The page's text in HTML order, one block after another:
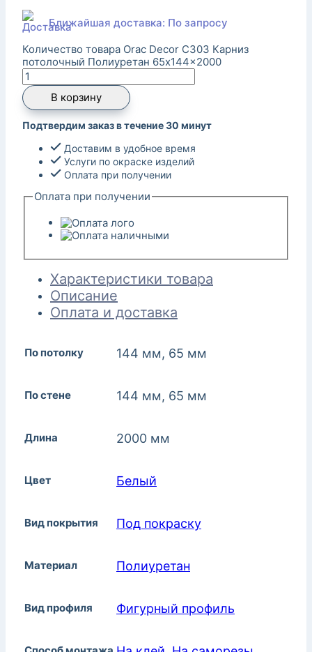
Ближайшая доставка: По запросу
Количество товара Orac Decor C303 Карниз
потолочный Полиуретан 65x144x2000
В корзину
Подтвердим заказ в течение 30 минут
Доставим в удобное время
Услуги по окраске изделий
Оплата при получении
Оплата при получении
Характеристики товара
Описание
Оплата и доставка
По потолку 144 мм, 65 мм
По стене 144 мм, 65 мм
Длина 2000 мм
Цвет Белый
Вид покрытия Под покраску
Материал Полиуретан
Вид профиля Фигурный профиль